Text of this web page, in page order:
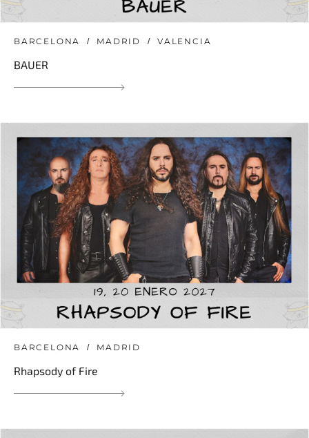
BARCELONA MADRID VALENCIA
BAUER
BARCELONA MADRID
Rhapsody of Fire